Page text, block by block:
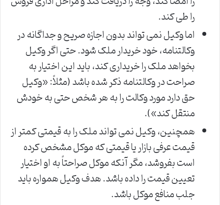
را طی کند.
اما وکیل نمی تواند بدون اجازه صریح و جداگانه در
وکالتنامه، خود خریدار ملک شود. حتی اگر وکیل
بخواهد ملک را خریداری کند، باید این اختیار به
صراحت در وکالتنامه ذکر شده باشد (مثلاً: «وکیل
حق دارد مورد وکالت را به هر شخص حتی به خودش
منتقل کند»).
همچنین، وکیل نمی تواند ملک را به قیمتی کمتر از
قیمت عرفی بازار یا قیمتی که موکل مشخص کرده
است بفروشد، مگر آنکه موکل صراحتاً به او اختیار
تعیین قیمت را داده باشد. هدف وکیل همواره باید
جلب منافع موکل باشد.